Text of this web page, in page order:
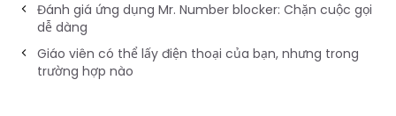
Đánh giá ứng dụng Mr. Number blocker: Chặn cuộc gọi
dễ dàng
Giáo viên có thể lấy điện thoại của bạn, nhưng trong
trường hợp nào